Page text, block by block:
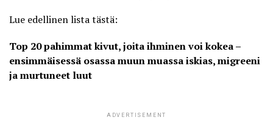
Lue edellinen lista tästä:
Top 20 pahimmat kivut, joita ihminen voi kokea –
ensimmäisessä osassa muun muassa iskias, migreeni
ja murtuneet luut
ADVERTISEMENT